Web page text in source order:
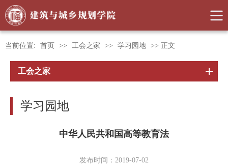
当前位置: 首页 >> 工会之家 >> 学习园地 >> 正文
工会之家
学习园地
中华人民共和国高等教育法
发布时间：2019-07-02